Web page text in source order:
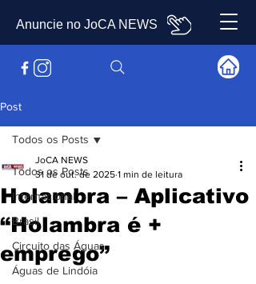
Anuncie no JoCA NEWS
Post
Todos os Posts
Internacional
Brasil
Circuito das Águas
Águas de Lindóia
Todos os Posts
Holambra – Aplicativo
“Holambra é +
emprego”
JoCA NEWS
31 de out. de 2025 1 min de leitura